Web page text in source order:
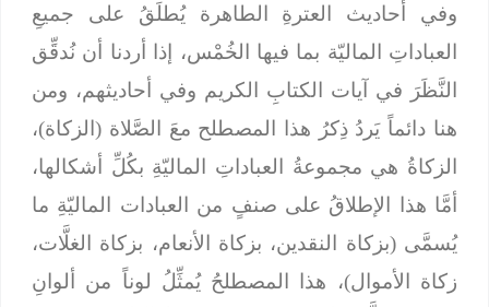
وفي أحاديث العترةِ الطاهرة يُطلَقُ على جميعِ
العباداتِ الماليّة بما فيها الخُمْس، إذا أردنا أن نُدقِّق
النَّظَرَ في آيات الكتابِ الكريم وفي أحاديثهم، ومن
هنا دائماً يَردُ ذِكرُ هذا المصطلح معَ الصَّلاة (الزكاة)،
الزكاةُ هي مجموعةُ العباداتِ الماليّةِ بكُلِّ أشكالها،
أمَّا هذا الإطلاقُ على صنفٍ من العبادات الماليّةِ ما
يُسمَّى (بزكاة النقدين، بزكاة الأنعام، بزكاة الغلَّات،
زكاة الأموال)، هذا المصطلحُ يُمثِّلُ لوناً من ألوانِ